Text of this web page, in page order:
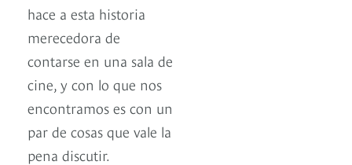
hace a esta historia
merecedora de
contarse en una sala de
cine, y con lo que nos
encontramos es con un
par de cosas que vale la
pena discutir.